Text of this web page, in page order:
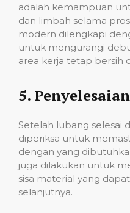
adalah kemampuan
dan limbah selama
modern dilengkapi
untuk mengurangi
area kerja tetap bersih
5.
Setelah lubang selesai
diperiksa untuk
dengan yang
juga dilakukan untuk
sisa material yang
selanjutnya.